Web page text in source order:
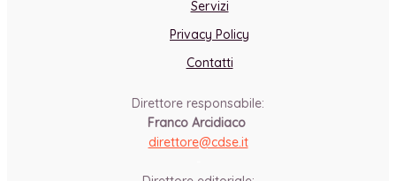
Servizi
Privacy Policy
Contatti
Direttore responsabile:
Franco Arcidiaco
direttore@cdse.it